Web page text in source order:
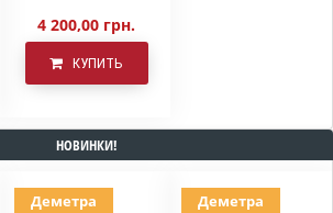
4 200,00 грн.
КУПИТЬ
НОВИНКИ!
Деметра Деметра